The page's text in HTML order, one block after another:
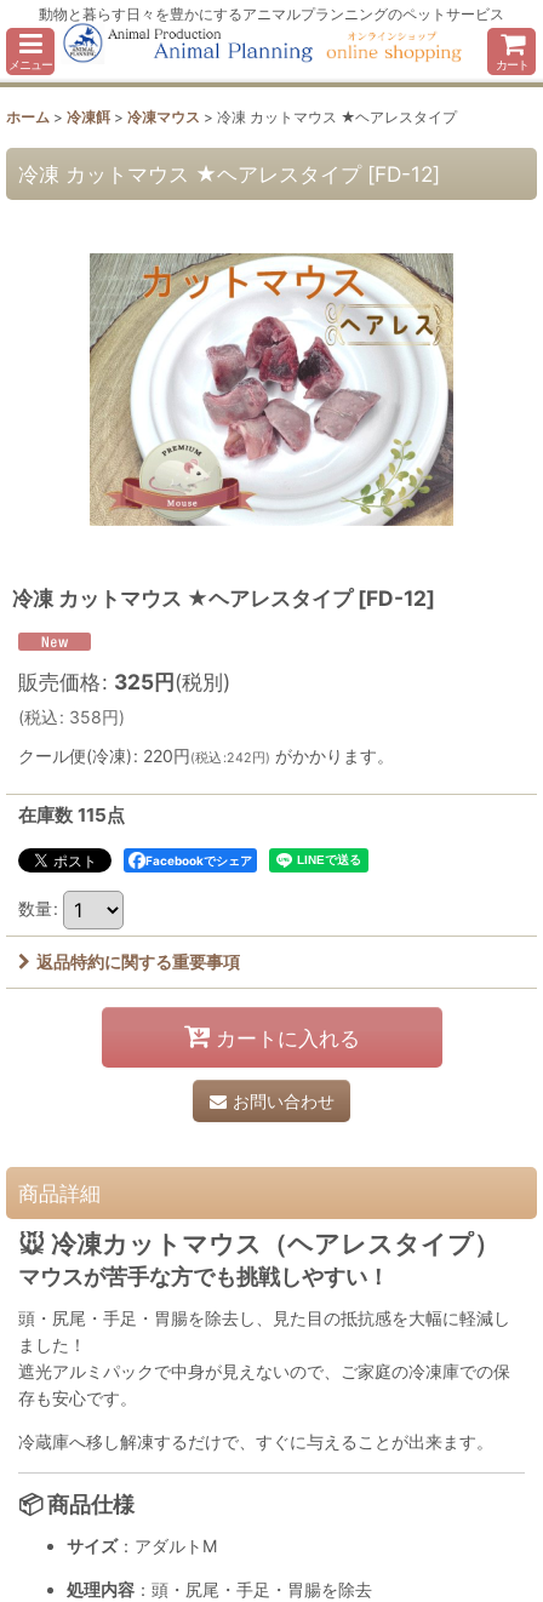
動物と暮らす日々を豊かにするアニマルプランニングのペットサービス
メニュー カート
ホーム > 冷凍餌 > 冷凍マウス > 冷凍 カットマウス ★ヘアレスタイプ
冷凍 カットマウス ★ヘアレスタイプ [FD-12]
冷凍 カットマウス ★ヘアレスタイプ [FD-12]
販売価格: 325円(税別)
(税込: 358円)
クール便(冷凍): 220円(税込 :242円) がかかります。
在庫数 115点
Facebookでシェア
数量:
返品特約に関する重要事項
カートに入れる
お問い合わせ
商品詳細
🐭 冷凍カットマウス（ヘアレスタイプ）
マウスが苦手な方でも挑戦しやすい！
頭・尻尾・手足・胃腸を除去し、見た目の抵抗感を大幅に軽減し
ました！
遮光アルミパックで中身が見えないので、ご家庭の冷凍庫での保
存も安心です。
冷蔵庫へ移し解凍するだけで、すぐに与えることが出来ます。
📦 商品仕様
サイズ：アダルトM
処理内容 ：頭・尻尾・手足・胃腸を除去